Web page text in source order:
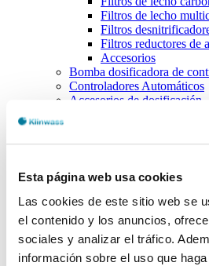
Esta página web usa cookies
Las cookies de este sitio web se
el contenido y los anuncios,
sociales y analizar el tráfico.
información sobre el uso que
Filtros de lecho
Filtros
Filtros reductores de
Accesorios
Bomba dosificadora de
Controladores Automáticos
Accesorios de dosificación
Filtros automáticos
Filtros recambio malla
Antiincrustación
Equipos
Dosificadores
Desinfección Ultravioleta
Esterilizadores
Recambios